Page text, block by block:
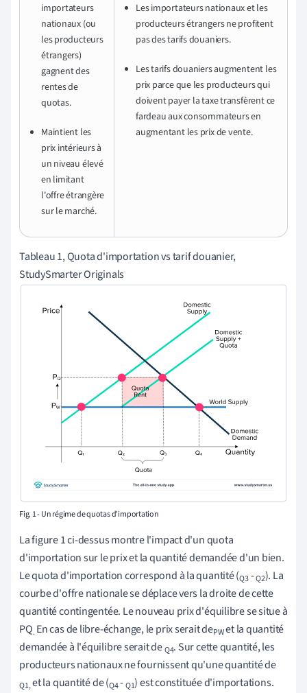
importateurs
nationaux (ou
les producteurs
étrangers)
gagnent des
rentes de
quotas.
Maintient les
prix intérieurs à
un niveau élevé
en limitant
l'offre étrangère
sur le marché.
Les importateurs nationaux et les
producteurs étrangers ne profitent
pas des tarifs douaniers.
Les tarifs douaniers augmentent les
prix parce que les producteurs qui
doivent payer la taxe transfèrent ce
fardeau aux consommateurs en
augmentant les prix de vente.
Tableau 1, Quota d'importation vs tarif douanier,
StudySmarter Originals
Fig. 1 - Un régime de quotas d'importation
La figure 1 ci-dessus montre l'impact d'un quota
d'importation sur le prix et la quantité demandée d'un bien.
Le quota d'importation correspond à la quantité (Q3-Q2). La
courbe d'offre nationale se déplace vers la droite de cette
quantité contingentée. Le nouveau prix d'équilibre se situe à
PQ. En cas de libre-échange, le prix serait dePWet la quantité
demandée à l'équilibre serait deQ4. Sur cette quantité, les
producteurs nationaux ne fournissent qu'une quantité de
Q1,et la quantité de (Q4-Q1) est constituée d'importations.